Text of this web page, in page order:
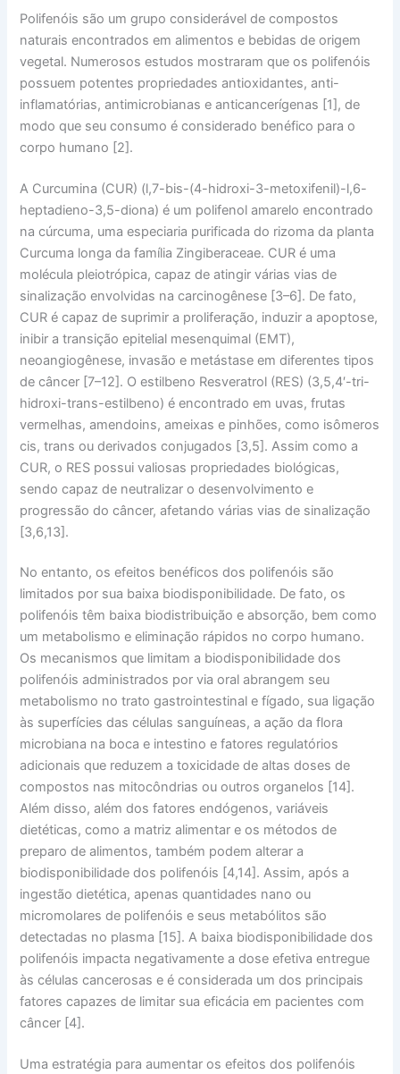
Polifenóis são um grupo considerável de compostos
naturais encontrados em alimentos e bebidas de origem
vegetal. Numerosos estudos mostraram que os polifenóis
possuem potentes propriedades antioxidantes, anti-
inflamatórias, antimicrobianas e anticancerígenas [1], de
modo que seu consumo é considerado benéfico para o
corpo humano [2].
A Curcumina (CUR) (l,7-bis-(4-hidroxi-3-metoxifenil)-l,6-
heptadieno-3,5-diona) é um polifenol amarelo encontrado
na cúrcuma, uma especiaria purificada do rizoma da planta
Curcuma longa da família Zingiberaceae. CUR é uma
molécula pleiotrópica, capaz de atingir várias vias de
sinalização envolvidas na carcinogênese [3–6]. De fato,
CUR é capaz de suprimir a proliferação, induzir a apoptose,
inibir a transição epitelial mesenquimal (EMT),
neoangiogênese, invasão e metástase em diferentes tipos
de câncer [7–12]. O estilbeno Resveratrol (RES) (3,5,4′-tri-
hidroxi-trans-estilbeno) é encontrado em uvas, frutas
vermelhas, amendoins, ameixas e pinhões, como isômeros
cis,trans ou derivados conjugados [3,5]. Assim como a
CUR, o RES possui valiosas propriedades biológicas,
sendo capaz de neutralizar o desenvolvimento e
progressão do câncer, afetando várias vias de sinalização
[3,6,13].
No entanto, os efeitos benéficos dos polifenóis são
limitados por sua baixa biodisponibilidade. De fato, os
polifenóis têm baixa biodistribuição e absorção, bem como
um metabolismo e eliminação rápidos no corpo humano.
Os mecanismos que limitam a biodisponibilidade dos
polifenóis administrados por via oral abrangem seu
metabolismo no trato gastrointestinal e fígado, sua ligação
às superfícies das células sanguíneas, a ação da flora
microbiana na boca e intestino e fatores regulatórios
adicionais que reduzem a toxicidade de altas doses de
compostos nas mitocôndrias ou outros organelos [14].
Além disso, além dos fatores endógenos, variáveis
dietéticas, como a matriz alimentar e os métodos de
preparo de alimentos, também podem alterar a
biodisponibilidade dos polifenóis [4,14]. Assim, após a
ingestão dietética, apenas quantidades nano ou
micromolares de polifenóis e seus metabólitos são
detectadas no plasma [15]. A baixa biodisponibilidade dos
polifenóis impacta negativamente a dose efetiva entregue
às células cancerosas e é considerada um dos principais
fatores capazes de limitar sua eficácia em pacientes com
câncer [4].
Uma estratégia para aumentar os efeitos dos polifenóis